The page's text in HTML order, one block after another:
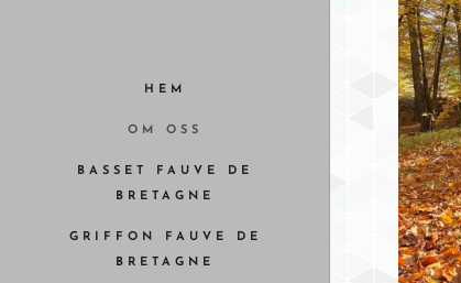
HEM
OM OSS
BASSET FAUVE DE
BRETAGNE
GRIFFON FAUVE DE
BRETAGNE